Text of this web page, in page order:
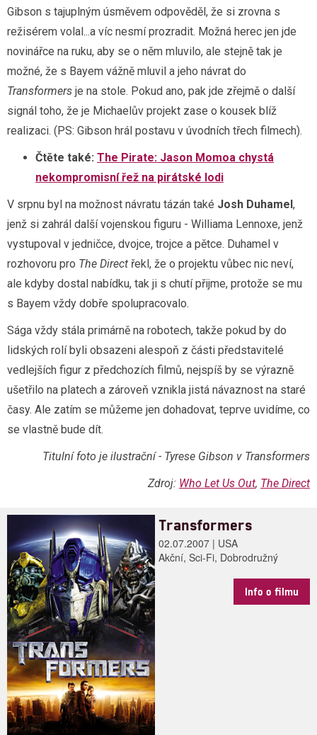
Gibson s tajuplným úsměvem odpověděl, že si zrovna s
režisérem volal...a víc nesmí prozradit. Možná herec jen jde
novinářce na ruku, aby se o něm mluvilo, ale stejně tak je
možné, že s Bayem vážně mluvil a jeho návrat do
Transformers je na stole. Pokud ano, pak jde zřejmě o další
signál toho, že je Michaelův projekt zase o kousek blíž
realizaci. (PS: Gibson hrál postavu v úvodních třech filmech).
Čtěte také: The Pirate: Jason Momoa chystá
nekompromisní řež na pirátské lodi
V srpnu byl na možnost návratu tázán také Josh Duhamel,
jenž si zahrál další vojenskou figuru - Williama Lennoxe, jenž
vystupoval v jedničce, dvojce, trojce a pětce. Duhamel v
rozhovoru pro The Direct řekl, že o projektu vůbec nic neví,
ale kdyby dostal nabídku, tak ji s chutí přijme, protože se mu
s Bayem vždy dobře spolupracovalo.
Sága vždy stála primárně na robotech, takže pokud by do
lidských rolí byli obsazeni alespoň z části představitelé
vedlejších figur z předchozích filmů, nejspíš by se výrazně
ušetřilo na platech a zároveň vznikla jistá návaznost na staré
časy. Ale zatím se můžeme jen dohadovat, teprve uvidíme, co
se vlastně bude dít.
Titulní foto je ilustrační - Tyrese Gibson v Transformers
Zdroj: Who Let Us Out, The Direct
Transformers
02.07.2007 | USA
Akční, Sci-Fi, Dobrodružný
Info o filmu